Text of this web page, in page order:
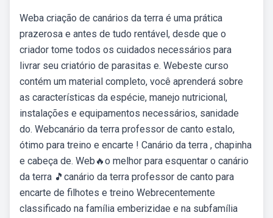
Weba criação de canários da terra é uma prática
prazerosa e antes de tudo rentável, desde que o
criador tome todos os cuidados necessários para
livrar seu criatório de parasitas e. Webeste curso
contém um material completo, você aprenderá sobre
as características da espécie, manejo nutricional,
instalações e equipamentos necessários, sanidade
do. Webcanário da terra professor de canto estalo,
ótimo para treino e encarte ! Canário da terra , chapinha
e cabeça de. Web🔥o melhor para esquentar o canário
da terra 🎵canário da terra professor de canto para
encarte de filhotes e treino Webrecentemente
classificado na família emberizidae e na subfamília